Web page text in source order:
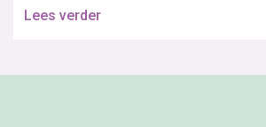
Lees verder